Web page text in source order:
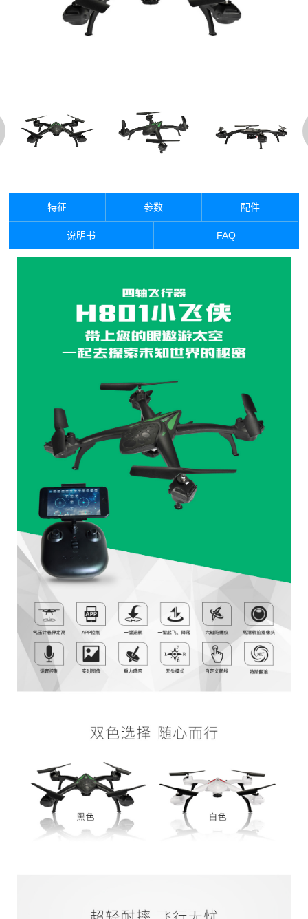
特征 参数 配件
说明书 FAQ